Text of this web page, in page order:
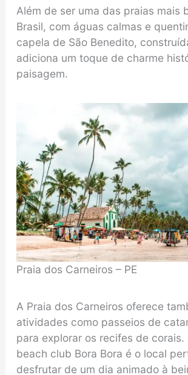
Além de ser uma das praias mais
Brasil, com águas calmas e
capela de São Benedito,
adiciona um toque de charme
paisagem.
Praia dos Carneiros – PE
A Praia dos Carneiros oferece
atividades como passeios de
para explorar os recifes de corais.
beach club Bora Bora é o local
desfrutar de um dia animado à